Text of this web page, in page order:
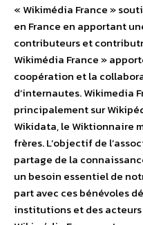
« Wikimédia France »
en France en apportant
contributeurs et
Wikimédia France »
coopération et la
d’internautes. Wikimedia
principalement sur
Wikidata, le Wiktionnaire
frères. L’objectif de
partage de la
un besoin essentiel de
part avec ces bénévoles
institutions et des